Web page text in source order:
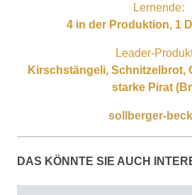
Lernende:
4 in der Produktion, 1
Leader-
Kirschstängeli, Schnitzelbrot,
starke Pirat
sollberger-
DAS KÖNNTE SIE AUCH